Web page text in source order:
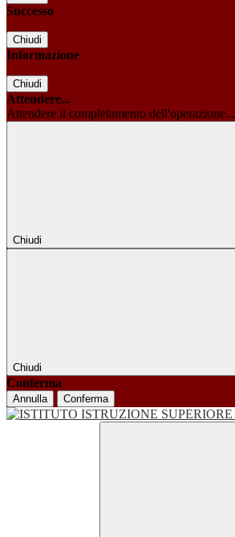
Successo
Chiudi
Informazione
Chiudi
Attendere...
Attendere il completamento dell'operazione...
Chiudi
Chiudi
Conferma
Annulla Conferma